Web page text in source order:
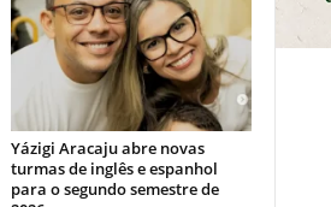
Yázigi Aracaju abre novas
turmas de inglês e espanhol
para o segundo semestre de